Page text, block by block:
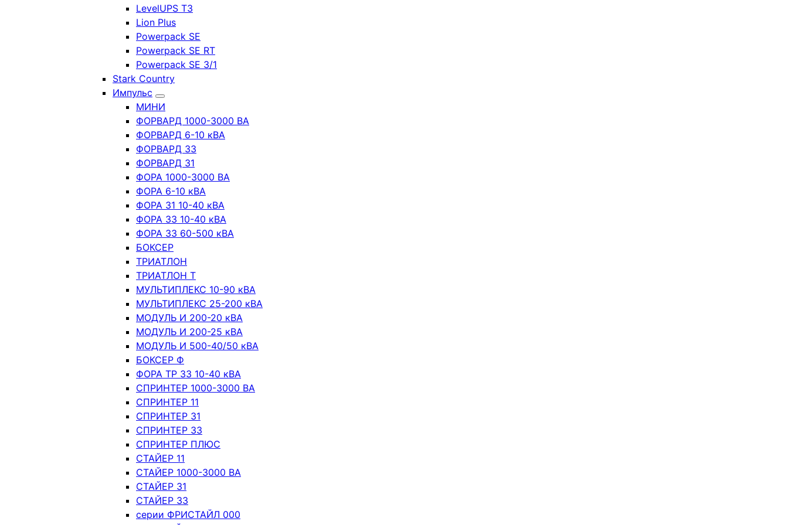
LevelUPS T3
Lion Plus
Powerpack SE
Powerpack SE RT
Powerpack SE 3/1
Stark Country
Импульс
МИНИ
ФОРВАРД 1000-3000 ВА
ФОРВАРД 6-10 кВА
ФОРВАРД 33
ФОРВАРД 31
ФОРА 1000-3000 ВА
ФОРА 6-10 кВА
ФОРА 31 10-40 кВА
ФОРА 33 10-40 кВА
ФОРА 33 60-500 кВА
БОКСЕР
ТРИАТЛОН
ТРИАТЛОН Т
МУЛЬТИПЛЕКС 10-90 кВА
МУЛЬТИПЛЕКС 25-200 кВА
МОДУЛЬ И 200-20 кВА
МОДУЛЬ И 200-25 кВА
МОДУЛЬ И 500-40/50 кВА
БОКСЕР Ф
ФОРА ТР 33 10-40 кВА
СПРИНТЕР 1000-3000 ВА
СПРИНТЕР 11
СПРИНТЕР 31
СПРИНТЕР 33
СПРИНТЕР ПЛЮС
СТАЙЕР 11
СТАЙЕР 1000-3000 ВА
СТАЙЕР 31
СТАЙЕР 33
серии ФРИСТАЙЛ 000